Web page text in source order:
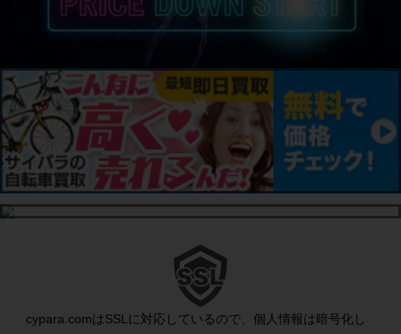
cypara.comはSSLに対応しているので、個人情報は暗号化し